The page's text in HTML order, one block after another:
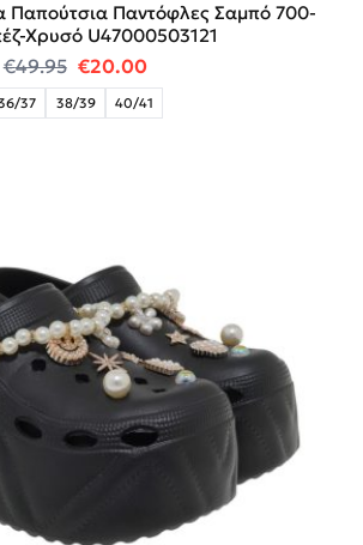
Παπούτσια Παντόφλες Σαμπό 700-
Χρυσό U47000503121
€49.95 Original price was: €49.95.
€20.00Η τρέχουσα τιμή
37 38/39 40/41